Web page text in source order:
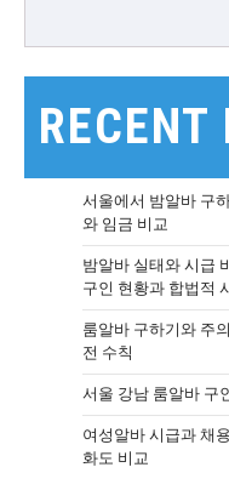
RECENT
서울에서 밤알바 구
와 임금 비교
밤알바 실태와 시급
구인 현황과 합법적
룸알바 구하기와 주
전 수칙
서울 강남 룸알바 구
여성알바 시급과 채
화도 비교